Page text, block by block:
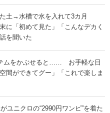
土→水槽で水を入れて3カ月
「初めて見た」「こんなデカく
を聞いた
ムをかぶせると…… お手軽な日
間ができてグー」「これで楽しま
ユニクロの“2990円ワンピ”を着た